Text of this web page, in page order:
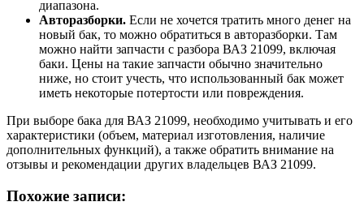
диапазона.
Авторазборки. Если не хочется тратить много денег на
новый бак, то можно обратиться в авторазборки. Там
можно найти запчасти с разбора ВАЗ 21099, включая
баки. Цены на такие запчасти обычно значительно
ниже, но стоит учесть, что использованный бак может
иметь некоторые потертости или повреждения.
При выборе бака для ВАЗ 21099, необходимо учитывать и его
характеристики (объем, материал изготовления, наличие
дополнительных функций), а также обратить внимание на
отзывы и рекомендации других владельцев ВАЗ 21099.
Похожие записи: